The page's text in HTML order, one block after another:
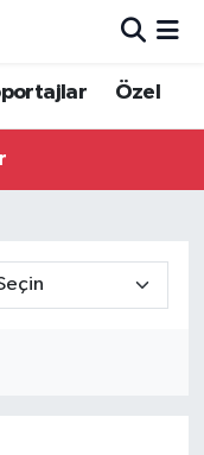
Özel